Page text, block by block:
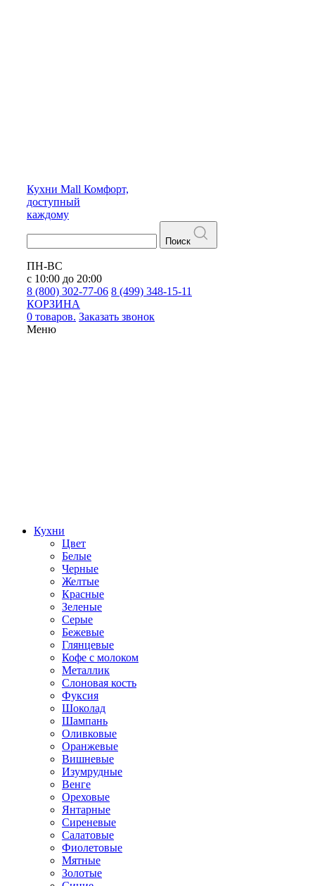
Кухни Mall Комфорт,
доступный
каждому
Поиск
ПН-ВС
с 10:00 до 20:00
8 (800) 302-77-06 8 (499) 348-15-11
КОРЗИНА
0 товаров. Заказать звонок
Меню
Кухни
Цвет
Белые
Черные
Желтые
Красные
Зеленые
Серые
Бежевые
Глянцевые
Кофе с молоком
Металлик
Слоновая кость
Фуксия
Шоколад
Шампань
Оливковые
Оранжевые
Вишневые
Изумрудные
Венге
Ореховые
Янтарные
Сиреневые
Салатовые
Фиолетовые
Мятные
Золотые